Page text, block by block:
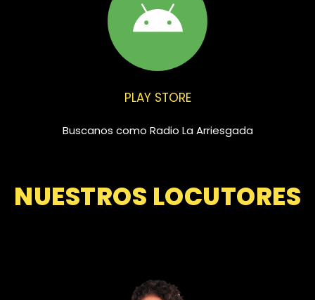
PLAY STORE
Buscanos como Radio La Arriesgada
NUESTROS LOCUTORES